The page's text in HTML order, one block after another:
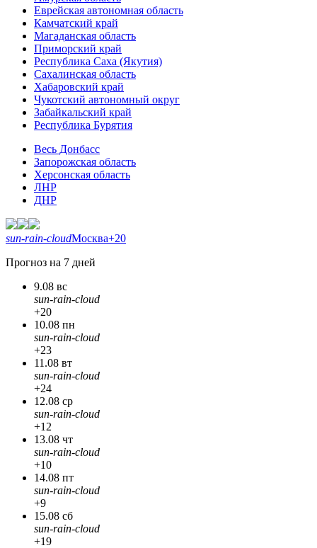
Еврейская автономная область
Камчатский край
Магаданская область
Приморский край
Республика Саха (Якутия)
Сахалинская область
Хабаровский край
Чукотский автономный округ
Забайкальский край
Республика Бурятия
Весь Донбасс
Запорожская область
Херсонская область
ЛНР
ДНР
sun-rain-cloudМосква+20
Прогноз на 7 дней
9.08 вс
sun-rain-cloud
+20
10.08 пн
sun-rain-cloud
+23
11.08 вт
sun-rain-cloud
+24
12.08 ср
sun-rain-cloud
+12
13.08 чт
sun-rain-cloud
+10
14.08 пт
sun-rain-cloud
+9
15.08 сб
sun-rain-cloud
+19